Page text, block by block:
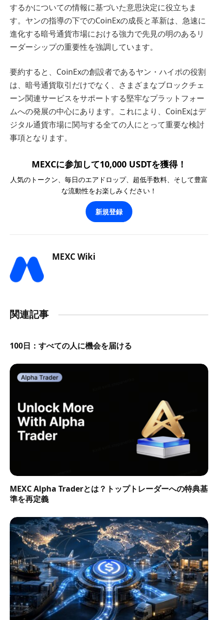
するかについての情報に基づいた意思決定に役立ちま
す。ヤンの指導の下でのCoinExの成長と革新は、急速に
進化する暗号通貨市場における強力で先見の明のあるリ
ーダーシップの重要性を強調しています。
要約すると、CoinExの創設者であるヤン・ハイポの役割
は、暗号通貨取引だけでなく、さまざまなブロックチェ
ーン関連サービスをサポートする堅牢なプラットフォー
ムへの発展の中心にあります。これにより、CoinExはデ
ジタル通貨市場に関与する全ての人にとって重要な検討
事項となります。
MEXCに参加して10,000 USDTを獲得！
人気のトークン、毎日のエアドロップ、超低手数料、そして豊富
な流動性をお楽しみください！
新規登録
MEXC Wiki
関連記事
100日：すべての人に機会を届ける
MEXC Alpha Traderとは？トップトレーダーへの特典基
準を再定義